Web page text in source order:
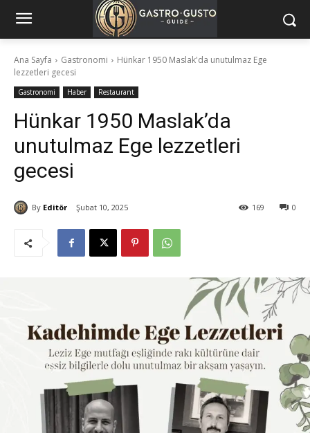
Ana Sayfa Gastronomi
Hünkar 1950 Maslak'da unutulmaz Ege
lezzetleri gecesi
Gastronomi Haber Restaurant
Hünkar 1950 Maslak’da
unutulmaz Ege lezzetleri
gecesi
By Editör Şubat 10, 2025 0
169